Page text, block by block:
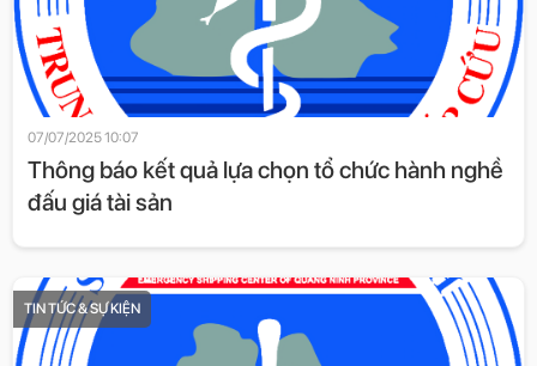
07/07/2025 10:07
Thông báo kết quả lựa chọn tổ chức hành nghề
đấu giá tài sản
TIN TỨC & SỰ KIỆN